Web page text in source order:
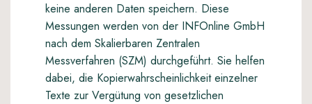
keine anderen Daten speichern. Diese
Messungen werden von der INFOnline GmbH
nach dem Skalierbaren Zentralen
Messverfahren (SZM) durchgeführt. Sie helfen
dabei, die Kopierwahrscheinlichkeit einzelner
Texte zur Vergütung von gesetzlichen